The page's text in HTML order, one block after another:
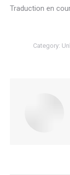
Traduction en
Category: